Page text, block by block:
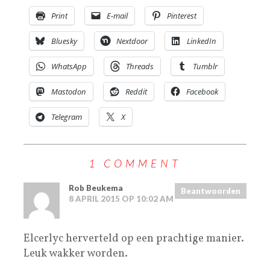
Print E-mail Pinterest
Bluesky Nextdoor LinkedIn
WhatsApp Threads Tumblr
Mastodon Reddit Facebook
Telegram X
1 COMMENT
Rob Beukema
8 APRIL 2015 OP 10:02 AM
Beantwoorden
Elcerlyc herverteld op een prachtige manier.
Leuk wakker worden.